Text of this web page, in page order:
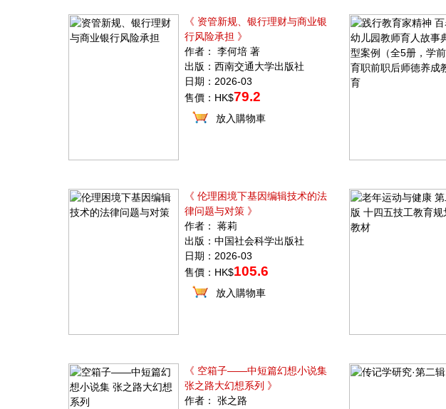
《 资管新规、银行理财与商业银
行风险承担 》
作者： 李何培 著
出版：西南交通大学出版社
日期：2026-03
售價：HK$79.2
放入購物車
《 伦理困境下基因编辑技术的法
律问题与对策 》
作者： 蒋莉
出版：中国社会科学出版社
日期：2026-03
售價：HK$105.6
放入購物車
《 空箱子——中短篇幻想小说集
张之路大幻想系列 》
作者： 张之路